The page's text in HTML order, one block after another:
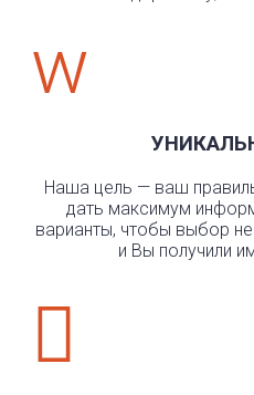
w
Наша цель — ваш
дать максимум
варианты, чтобы выбор
и Вы получили
